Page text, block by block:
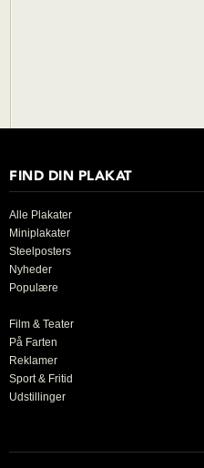
FIND DIN PLAKAT
Alle Plakater
Miniplakater
Steelposters
Nyheder
Populære
Film & Teater
På Farten
Reklamer
Sport & Fritid
Udstillinger